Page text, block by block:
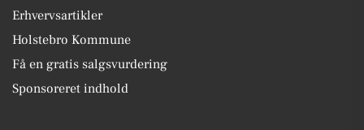
Erhvervsartikler
Holstebro Kommune
Få en gratis salgsvurdering
Sponsoreret indhold